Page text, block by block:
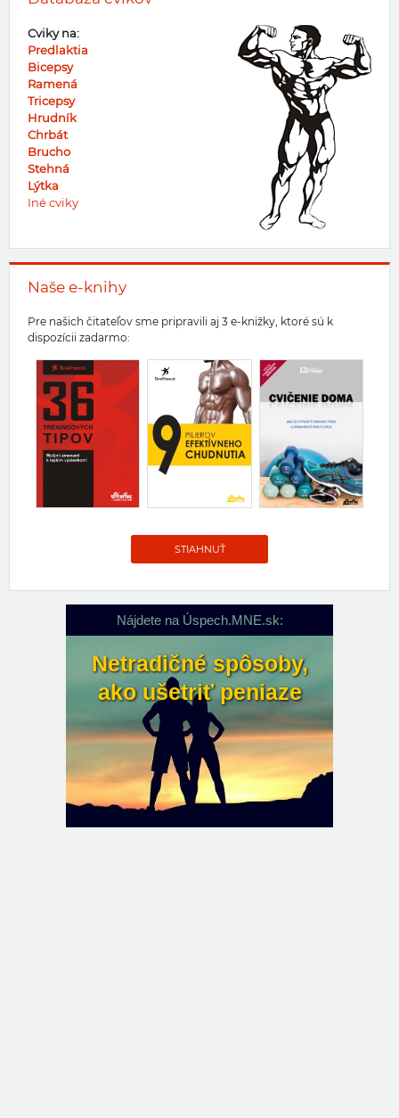
Cviky na:
Predlaktia
Bicepsy
Ramená
Tricepsy
Hrudník
Chrbát
Brucho
Stehná
Lýtka
Iné cviky
Naše e-knihy
Pre našich čitateľov sme pripravili aj 3 e-knižky, ktoré sú k
dispozícii zadarmo:
STIAHNUŤ